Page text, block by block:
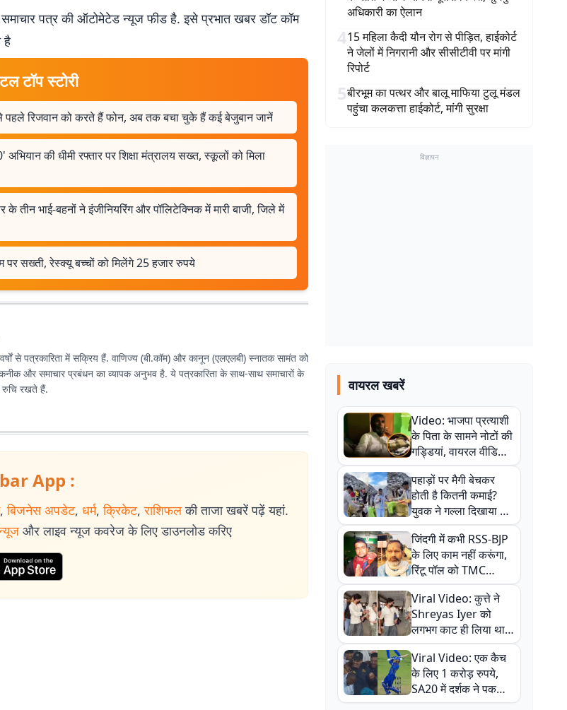
पत्र की ऑटोमेटेड न्यूज फीड है. इसे प्रभात खबर डॉट कॉम
है
टॉप स्टोरी
पहले रिजवान को करते हैं फोन, अब तक बचा चुके हैं कई बेजुबान जानें
की धीमी रफ्तार पर शिक्षा मंत्रालय सख्त, स्कूलों को मिला
के तीन भाई-बहनों ने इंजीनियरिंग और पॉलिटेक्निक में मारी बाजी, जिले में
पर सख्ती, रेस्क्यू बच्चों को मिलेंगे 25 हजार रुपये
से पत्रकारिता में सक्रिय हैं. वाणिज्य (बी.कॉम) और कानून (एलएलबी) स्नातक सामंत को
और समाचार प्रबंधन का व्यापक अनुभव है. ये पत्रकारिता के साथ-साथ समाचारों के
रुचि रखते हैं.
App :
, बिजनेस अपडेट, धर्म, क्रिकेट, राशिफल की ताजा खबरें पढ़ें यहां.
और लाइव न्यूज कवरेज के लिए डाउनलोड करिए
अधिकारी का ऐलान
415 महिला कैदी यौन रोग से पीड़ित, हाईकोर्ट
ने जेलों में निगरानी और सीसीटीवी पर मांगी
रिपोर्ट
5बीरभूम का पत्थर और बालू माफिया टुलू मंडल
पहुंचा कलकत्ता हाईकोर्ट, मांगी सुरक्षा
विज्ञापन
वायरल खबरें
Video: भाजपा प्रत्याशी
के पिता के सामने नोटों की
गड्डियां, वायरल वीडियो
से राजनीति में उबाल,
अजित महतो बोले- TMC
की गंदी चाल
पहाड़ों पर मैगी बेचकर
होती है कितनी कमाई?
युवक ने गल्ला दिखाया तो
नौकरी वालों के खड़े हो गए
कान
जिंदगी में कभी RSS-BJP
के लिए काम नहीं करूंगा,
रिंटू पॉल को TMC
ऑफिस में ले जाकर पीटा,
Video वायरल
Viral Video: कुत्ते ने
Shreyas Iyer को
लगभग काट ही लिया था,
न्यूजीलैंड सीरीज से पहले
बाल-बाल बचे
Viral Video: एक कैच
के लिए 1 करोड़ रुपये,
SA20 में दर्शक ने पकड़ा
एक हाथ से गजब का कैच